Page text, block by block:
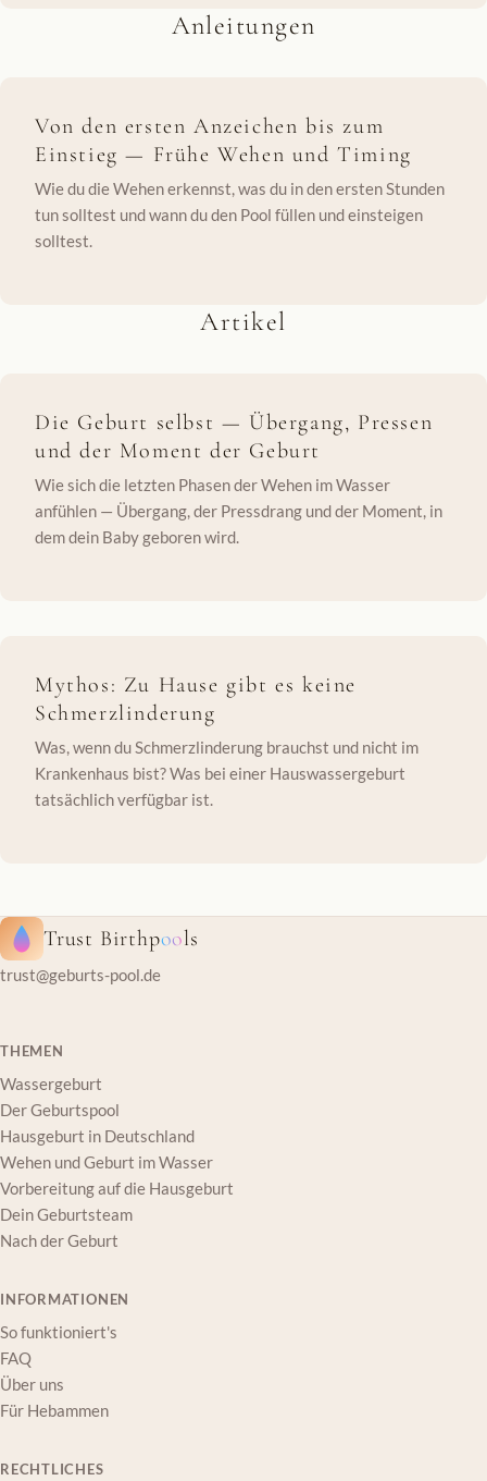
Anleitungen
Von den ersten Anzeichen bis zum
Einstieg — Frühe Wehen und Timing
Wie du die Wehen erkennst, was du in den ersten Stunden
tun solltest und wann du den Pool füllen und einsteigen
solltest.
Artikel
Die Geburt selbst — Übergang, Pressen
und der Moment der Geburt
Wie sich die letzten Phasen der Wehen im Wasser
anfühlen — Übergang, der Pressdrang und der Moment, in
dem dein Baby geboren wird.
Mythos: Zu Hause gibt es keine
Schmerzlinderung
Was, wenn du Schmerzlinderung brauchst und nicht im
Krankenhaus bist? Was bei einer Hauswassergeburt
tatsächlich verfügbar ist.
Trust Birthpools
trust@geburts-pool.de
THEMEN
Wassergeburt
Der Geburtspool
Hausgeburt in Deutschland
Wehen und Geburt im Wasser
Vorbereitung auf die Hausgeburt
Dein Geburtsteam
Nach der Geburt
INFORMATIONEN
So funktioniert's
FAQ
Über uns
Für Hebammen
RECHTLICHES